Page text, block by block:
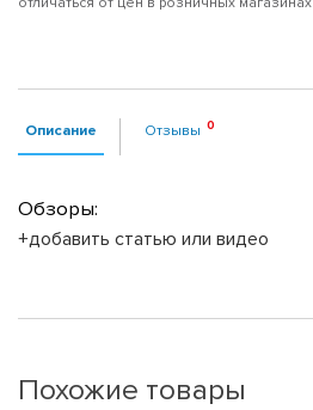
Описание Отзывы
Обзоры:
+добавить статью или видео
Похожие товары